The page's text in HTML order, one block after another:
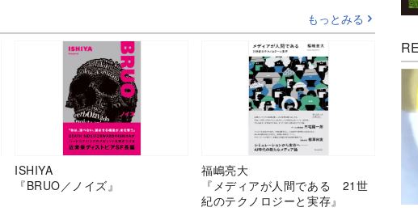
もっとみる
ISHIYA
『BRUO／ノイズ』
福嶋亮大
『メディアが人間である 21世
紀のテクノロジーと実存』